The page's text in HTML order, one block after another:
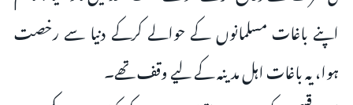
اپنے باغات مسلمانوں کے حوالے کرکے دنیا سے رخصت
ہوا، یہ باغات اہل مدینہ کے لیے وقف تھے۔